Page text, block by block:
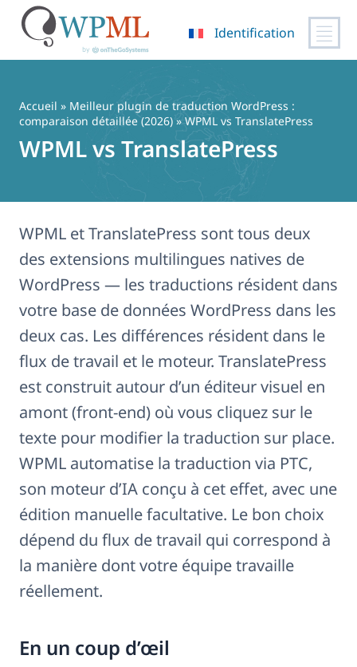
contenu
Identification
Accueil » Meilleur plugin de traduction WordPress :
comparaison détaillée (2026)» WPML vs TranslatePress
WPML vs TranslatePress
WPML et TranslatePress sont tous deux
des extensions multilingues natives de
WordPress — les traductions résident dans
votre base de données WordPress dans les
deux cas. Les différences résident dans le
flux de travail et le moteur. TranslatePress
est construit autour d’un éditeur visuel en
amont (front-end) où vous cliquez sur le
texte pour modifier la traduction sur place.
WPML automatise la traduction via PTC,
son moteur d’IA conçu à cet effet, avec une
édition manuelle facultative. Le bon choix
dépend du flux de travail qui correspond à
la manière dont votre équipe travaille
réellement.
En un coup d’œil